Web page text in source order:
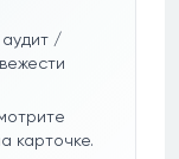
аудит /
карточке.